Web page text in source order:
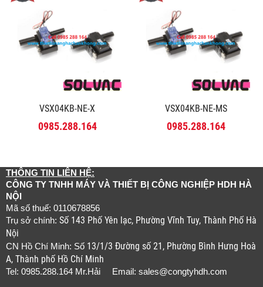
VSX04KB-NE-X
0985.288.164
VSX04KB-NE-MS
0985.288.164
THÔNG TIN LIÊN HỆ:
CÔNG TY TNHH MÁY VÀ THIẾT BỊ CÔNG NGHIỆP HDH HÀ
NỘI
Mã số thuế: 0110678856
Trụ sở chính: Số 143 Phố Yên lạc, Phường Vĩnh Tuy, Thành Phố Hà
Nội
CN Hồ Chí Minh: Số 13/1/3 Đường số 21, Phường Bình Hưng Hoà
A, Thành phố Hồ Chí Minh
Tel: 0985.288.164 Mr.Hải Email: sales@congtyhdh.com